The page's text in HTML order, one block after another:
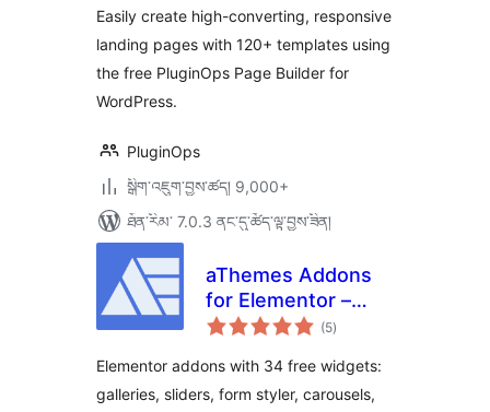
Lead Page,
WordPress Landing
Pages
ཚང་།
Easily create high-converting, responsive
landing pages with 120+ templates using
the free PluginOps Page Builder for
WordPress.
PluginOps
སྒྲིག་འཇུག་བྱས་ཚད། 9,000+
ཐོན་རིམ་ 7.0.3 ནང་དུ་ཚོད་ལྟ་བྱས་ཟིན།
aThemes Addons
for Elementor –
Widgets, Sliders,
Styler
(5གདེང་
འཇོག་
ཚང་།
)
Elementor addons with 34 free widgets:
galleries, sliders, form styler, carousels,